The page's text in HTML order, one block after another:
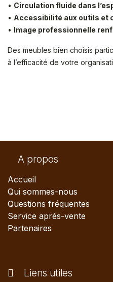
• Circulation fluide dans
• Accessibilité aux outils et
• Image professionnelle
Des meubles bien choisis
à l’efficacité de votre
A propos
Accueil
Qui sommes-nous
Questions fréquentes
Service après-vente
Partenaires
Liens utiles